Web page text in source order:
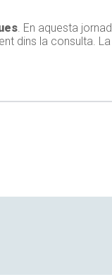
. En aquesta
dins la consulta.